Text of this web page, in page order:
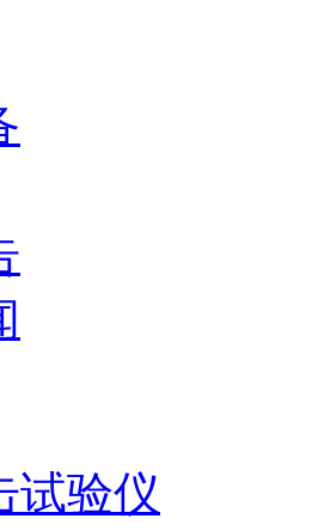
试验仪